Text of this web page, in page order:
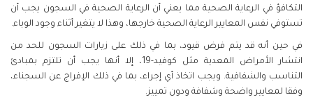
التكافؤ في الرعاية الصحية مما يعني أن الرعاية الصحية في السجون يجب أن
تستوفي نفس المعايير الرعاية الصحية خارجها، وهذا لا يتغير أثناء وجود الوباء.
في حين أنه قد يتم فرض قيود، بما في ذلك على زيارات السجون للحد من
انتشار الأمراض المعدية مثل كوفيد-19، إلا أنها يجب أن تلتزم بمبادئ
التناسب والشفافية. ويجب اتخاذ أي إجراء، بما في ذلك الإفراج عن السجناء،
وفقا لمعايير واضحة وشفافة ودون تمييز.